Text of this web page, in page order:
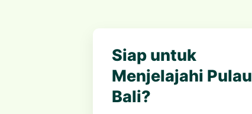
Siap untuk
Menjelajahi Pulau
Bali?